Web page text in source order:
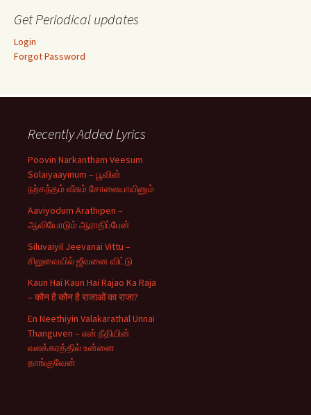
Get Periodical updates
Login
Forgot Password
Recently Added Lyrics
Poovin Narkantham Veesum
Solaiyaayinum – பூவின்
நற்கந்தம் வீசும் சோலையாயினும்
Aaviyodum Arathipen –
ஆவியோடும் ஆராதிப்பேன்
Siluvaiyil Jeevanai Vittu –
சிலுவையில் ஜீவனை விட்டு
Kaun Hai Kaun Hai Rajao Ka Raja
– कौन है कौन है राजाओं का राजा?
En Neethiyin Valakarathal Unnai
Thanguven – என் நீதியின்
வலக்கரத்தில் உன்னை
தாங்குவேன்